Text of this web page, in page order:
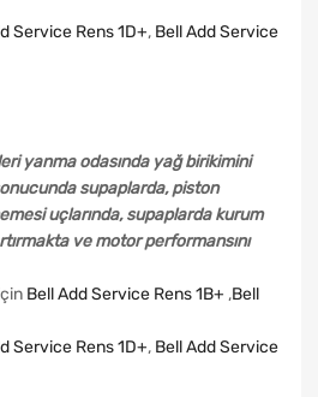
Service Rens 1D+, Bell Add Service
yanma odasında yağ birikimini
supaplarda, piston
uçlarında, supaplarda kurum
ve motor performansını
Bell Add Service Rens 1B+ ,Bell
Service Rens 1D+, Bell Add Service